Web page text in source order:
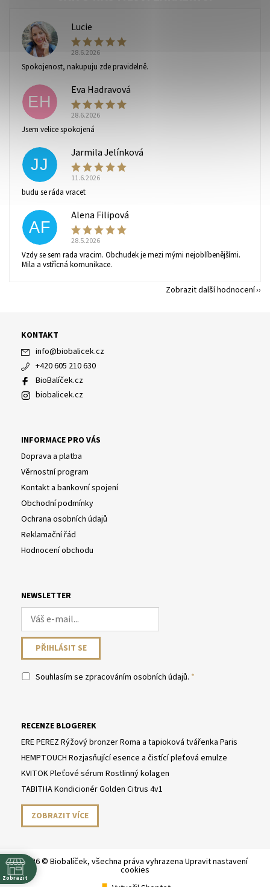
Vaše osobní údaje budou zpracovány dle
ochrany osobních údajů
L
Lucie
28.6.2026
Spokojenost, nakupuju zde pravidelně.
EH
Eva Hadravová
28.6.2026
Jsem velice spokojená
JJ
Jarmila Jelínková
11.6.2026
budu se ráda vracet
AF
Alena Filipová
28.5.2026
Vzdy se sem rada vracim. Obchudek je mezi mými nejoblíbenějšími.
Mila a vstřícná komunikace.
Zobrazit další hodnocení
KONTAKT
info@biobalicek.cz
+420 605 210 630
BioBalíček.cz
biobalicek.cz
INFORMACE PRO VÁS
Doprava a platba
Věrnostní program
Kontakt a bankovní spojení
Obchodní podmínky
Ochrana osobních údajů
Reklamační řád
Hodnocení obchodu
NEWSLETTER
Souhlasím se zpracováním osobních údajů.
RECENZE BLOGEREK
ERE PEREZ Rýžový bronzer Roma a tapioková tvářenka Paris
HEMPTOUCH Rozjasňující esence a čistící pleťová emulze
KVITOK Pleťové sérum Rostlinný kolagen
TABITHA Kondicionér Golden Citrus 4v1
ZOBRAZIT VÍCE
2026 © Biobalíček, všechna práva vyhrazena Upravit nastavení
cookies
Zobrazit